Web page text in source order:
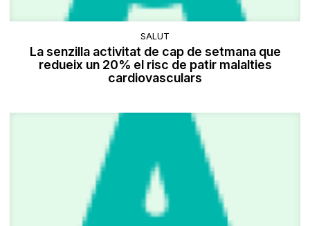
SALUT
La senzilla activitat de cap de setmana que
redueix un 20% el risc de patir malalties
cardiovasculars